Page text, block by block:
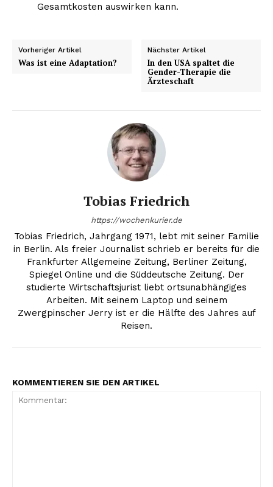
Gesamtkosten auswirken kann.
Vorheriger Artikel
Was ist eine Adaptation?
Nächster Artikel
In den USA spaltet die
Gender-Therapie die
Ärzteschaft
Tobias Friedrich
https://wochenkurier.de
Tobias Friedrich, Jahrgang 1971, lebt mit seiner Familie
in Berlin. Als freier Journalist schrieb er bereits für die
Frankfurter Allgemeine Zeitung, Berliner Zeitung,
Spiegel Online und die Süddeutsche Zeitung. Der
studierte Wirtschaftsjurist liebt ortsunabhängiges
Arbeiten. Mit seinem Laptop und seinem
Zwergpinscher Jerry ist er die Hälfte des Jahres auf
Reisen.
KOMMENTIEREN SIE DEN ARTIKEL